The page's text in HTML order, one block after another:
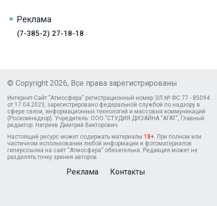
Реклама
(7-385-2) 27-18-18
© Copyright 2026, Все права зарегистрированы
Интернет-Сайт "Атмосфера" регистрационный номер ЭЛ № ФС 77 - 85094
от 17.04.2023, зарегистрировано федеральной службой по надзору в
сфере связи, информационных технологий и массовых коммуникаций
(Роскомнадзор). Учредитель: ООО "СТУДИЯ ДИЗАЙНА "АГАТ", Главный
редактор: Негреев Дмитрий Викторович
Настоящий ресурс может содержать материалы 18+ . При полном или
частичном использовании любой информации и фотоматериалов
гиперссылка на сайт “Атмосфера” обязательна. Редакция может не
разделять точку зрения авторов.
Реклама Контакты